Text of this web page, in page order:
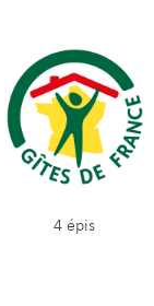
4 épis